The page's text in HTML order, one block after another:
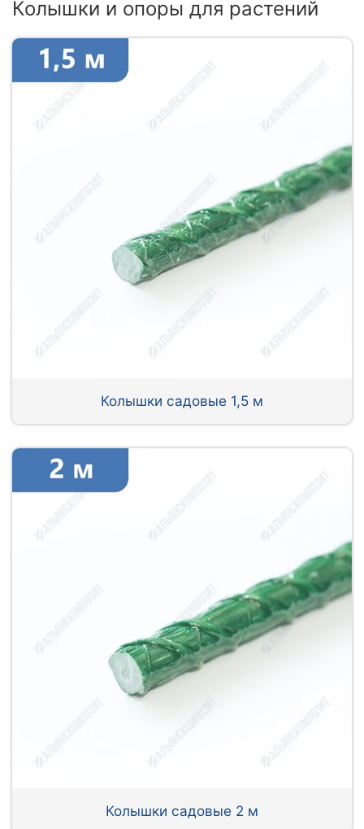
Колышки и опоры для растений
Колышки садовые 1,5 м
Колышки садовые 2 м